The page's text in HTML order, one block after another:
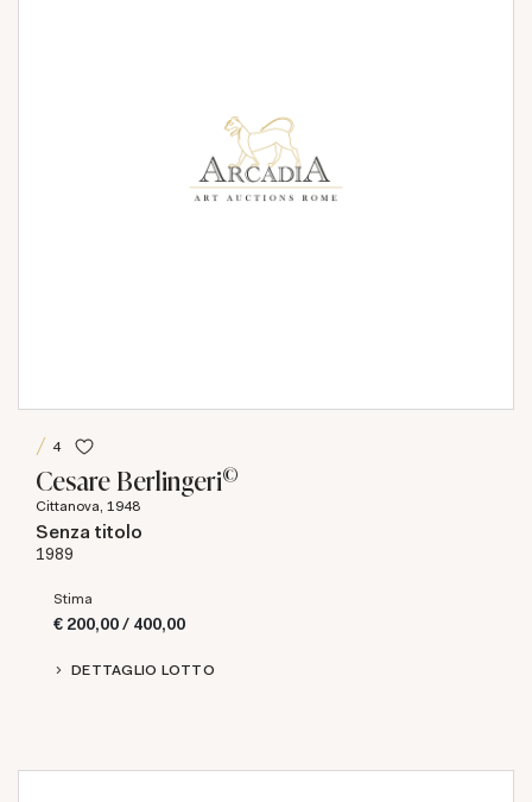
4
Cesare Berlingeri©
Cittanova, 1948
Senza titolo
1989
Stima
€ 200,00 / 400,00
DETTAGLIO LOTTO